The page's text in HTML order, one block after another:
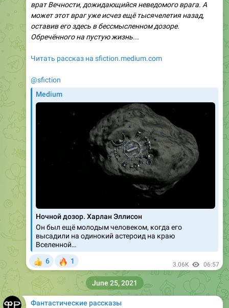
врат Вечности, дожидающийся неведомого врага. А
может этот враг уже исчез ещё тысячелетия назад,
оставив его здесь в бессмысленном дозоре.
Обречённого на пустую жизнь...
Читать рассказ на sfiction.medium.com
@sfiction
Medium
Ночной дозор. Харлан Эллисон
Он был ещё молодым человеком, когда его
высадили на одинокий астероид на краю
Вселенной…
6 1 3.06K 06:57
Фантастические рассказы
June 25, 2021